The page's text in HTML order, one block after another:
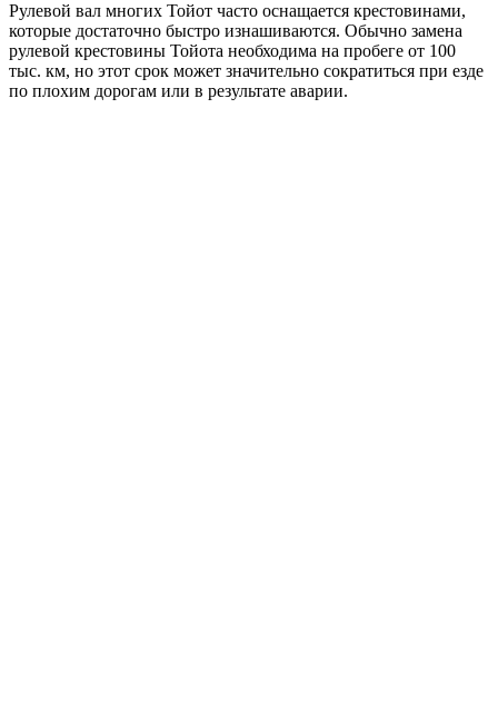
Рулевой вал многих Тойот часто оснащается крестовинами,
которые достаточно быстро изнашиваются. Обычно замена
рулевой крестовины Тойота необходима на пробеге от 100
тыс. км, но этот срок может значительно сократиться при езде
по плохим дорогам или в результате аварии.